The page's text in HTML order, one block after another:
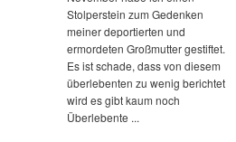
Stolperstein zum Gedenken
meiner deportierten und
ermordeten Großmutter gestiftet.
Es ist schade, dass von diesem
überlebenten zu wenig berichtet
wird es gibt kaum noch
Überlebente ...